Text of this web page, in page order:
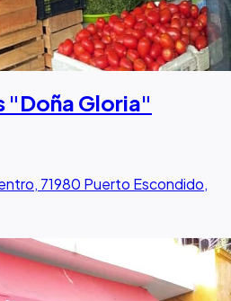
"Doña Gloria"
71980 Puerto Escondido,